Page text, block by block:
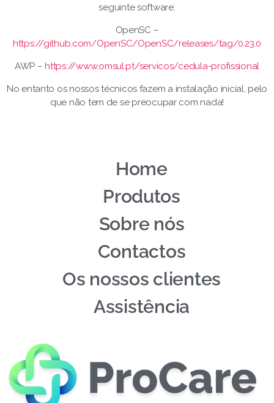
seguinte software:
OpenSC –
https://github.com/OpenSC/OpenSC/releases/tag/0.23.0
AWP –https://www.omsul.pt/servicos/cedula-profissional
No entanto os nossos técnicos fazem a instalação inicial, pelo
que não tem de se preocupar com nada!
Home
Produtos
Sobre nós
Contactos
Os nossos clientes
Assistência